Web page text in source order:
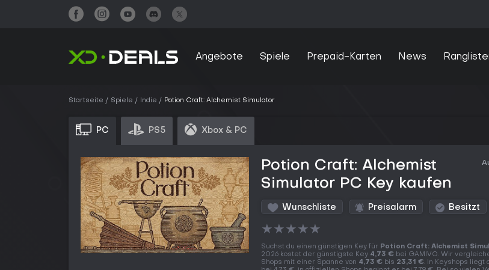
Angebote Spiele Prepaid-Karten News
Startseite Spiele Indie Potion Craft: Alchemist Simulator
PC PS5 Xbox & PC
Potion Craft: Alchemist
Simulator PC Key kaufen
Wunschliste Preisalarm Besitzt
★★★★★
Suchst du einen günstigen Key für Potion Craft: Alchemist
2026 kostet der günstigste Key 4,73 € bei GAMIVO. Wir
Shops mit einer Spanne von 4,73 € bis 23,31 €. In Keyshops